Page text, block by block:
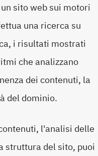
sito web sui motori
una ricerca su
i risultati mostrati
che analizzano
dei contenuti, la
del dominio.
l'analisi delle
struttura del sito, puoi